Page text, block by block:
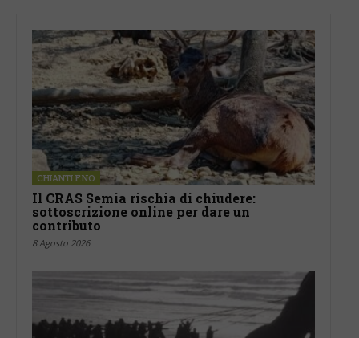
CHIANTI F.NO
Il CRAS Semia rischia di chiudere:
sottoscrizione online per dare un
contributo
8 Agosto 2026